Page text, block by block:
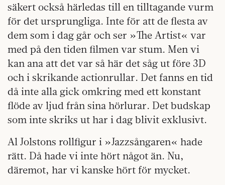
säkert också härledas till en tilltagande vurm
för det ursprungliga. Inte för att de flesta av
dem som i dag går och ser »The Artist« var
med på den tiden filmen var stum. Men vi
kan ana att det var så här det såg ut före 3D
och i skrikande actionrullar. Det fanns en tid
då inte alla gick omkring med ett konstant
flöde av ljud från sina hörlurar. Det budskap
som inte skriks ut har i dag blivit exklusivt.
Al Jolstons rollfigur i »Jazzsångaren« hade
rätt. Då hade vi inte hört något än. Nu,
däremot, har vi kanske hört för mycket.